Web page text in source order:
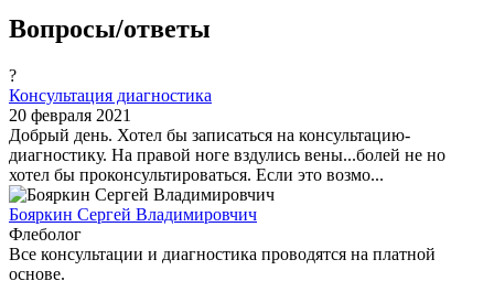
Вопросы/ответы
?
Консультация диагностика
20 февраля 2021
Добрый день. Хотел бы записаться на консультацию-
диагностику. На правой ноге вздулись вены...болей не но
хотел бы проконсультироваться. Если это возмо...
Бояркин Сергей Владимировчич
Флеболог
Все консультации и диагностика проводятся на платной
основе.